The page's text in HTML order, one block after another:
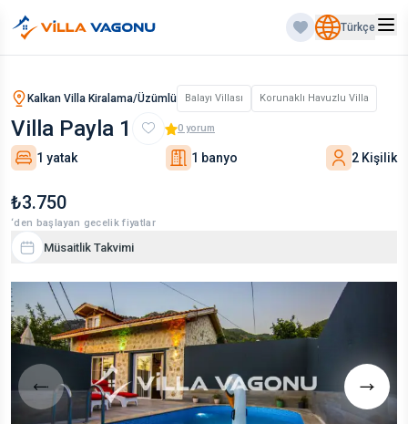
Türkçe
Kalkan Villa Kiralama/Üzümlü Balayı Villası Korunaklı Havuzlu Villa
Villa Payla 1 0 yorum
1 yatak 1 banyo 2 Kişilik
₺3.750
‘den başlayan gecelik fiyatlar
Müsaitlik Takvimi